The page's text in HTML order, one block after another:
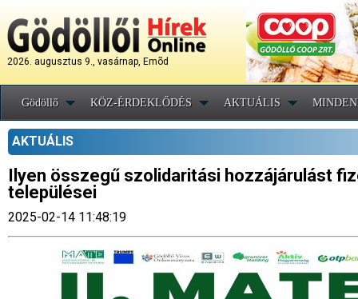
2026. augusztus 9., vasárnap, Emõd
Gödöllő KÖZ-ÉRDEKLŐDÉS AKTUÁLIS
AKTUÁLIS
Ilyen összegű szolidaritási hozzájárulást
települései
2025-02-14 11:48:19